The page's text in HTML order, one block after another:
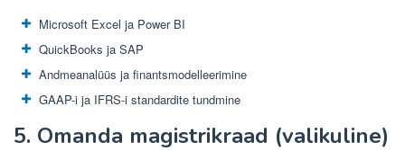
Microsoft Excel ja Power BI
QuickBooks ja SAP
Andmeanalüüs ja finantsmodelleerimine
GAAP-i ja IFRS-i standardite tundmine
5. Omanda magistrikraad (valikuline)